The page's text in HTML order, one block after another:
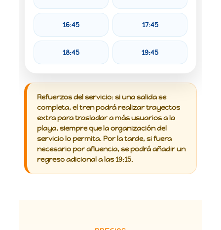
16:45 17:45
18:45 19:45
Refuerzos del servicio:si una salida se
completa, el tren podrá realizar trayectos
extra para trasladar a más usuarios a la
playa, siempre que la organización del
servicio lo permita. Por la tarde, si fuera
necesario por afluencia, se podrá añadir un
regreso adicional a las 19:15.